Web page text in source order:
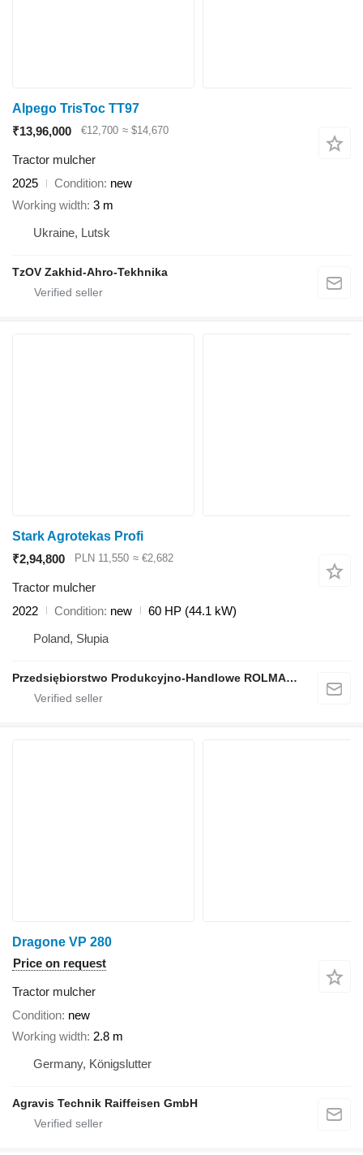
Alpego TrisToc TT97
₹13,96,000
€12,700 ≈ $14,670
Tractor mulcher
2025
Condition new
Working width 3 m
Ukraine, Lutsk
TzOV Zakhid-Ahro-Tekhnika
Stark Agrotekas Profi
₹2,94,800
PLN 11,550 ≈ €2,682
Tractor mulcher
2022
Condition new
60 HP (44.1 kW)
Poland, Słupia
Przedsiębiorstwo Produkcyjno-Handlowe ROLMAPOL Marcin Dziekan
Dragone VP 280
Price on request
Tractor mulcher
Condition new
Working width 2.8 m
Germany, Königslutter
Agravis Technik Raiffeisen GmbH